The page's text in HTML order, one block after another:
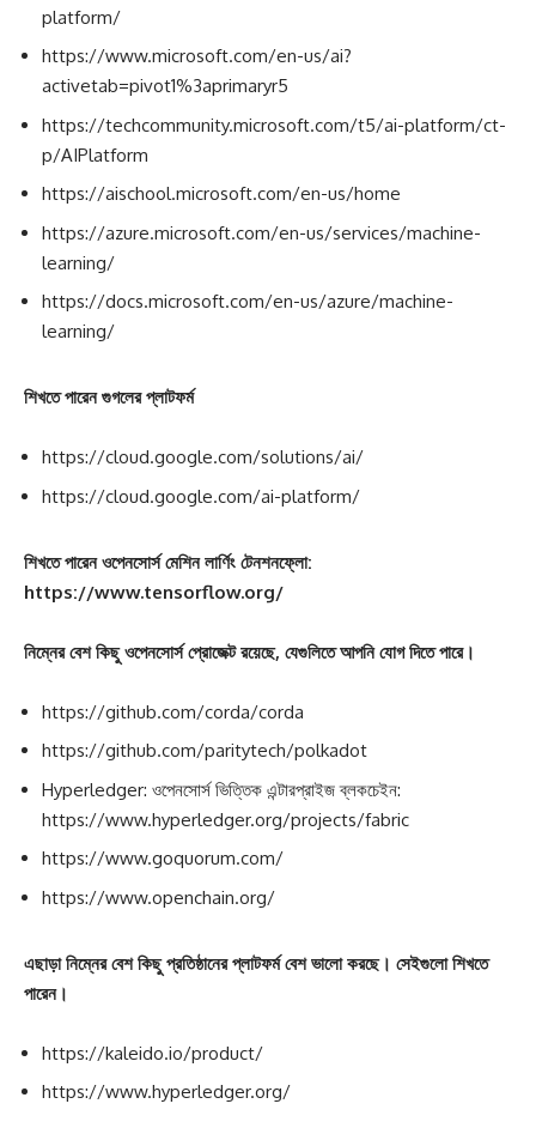
platform/
https://www.microsoft.com/en-us/ai?
activetab=pivot1%3aprimaryr5
https://techcommunity.microsoft.com/t5/ai-platform/ct-
p/AIPlatform
https://aischool.microsoft.com/en-us/home
https://azure.microsoft.com/en-us/services/machine-
learning/
https://docs.microsoft.com/en-us/azure/machine-
learning/
শিখতে পারেন গুগলের প্লাটফর্ম
https://cloud.google.com/solutions/ai/
https://cloud.google.com/ai-platform/
শিখতে পারেন ওপেনসোর্স মেশিন লার্ণিং টেনশনফ্লো:
https://www.tensorflow.org/
নিম্নের বেশ কিছু ওপেনসোর্স প্রোজেক্ট রয়েছে, যেগুলিতে আপনি যোগ দিতে পারে।
https://github.com/corda/corda
https://github.com/paritytech/polkadot
Hyperledger: ওপেনসোর্স ভিত্তিক এন্টারপ্রাইজ ব্লকচেইন:
https://www.hyperledger.org/projects/fabric
https://www.goquorum.com/
https://www.openchain.org/
এছাড়া নিম্নের বেশ কিছু প্রতিষ্ঠানের প্লাটফর্ম বেশ ভালো করছে। সেইগুলো শিখতে
পারেন।
https://kaleido.io/product/
https://www.hyperledger.org/